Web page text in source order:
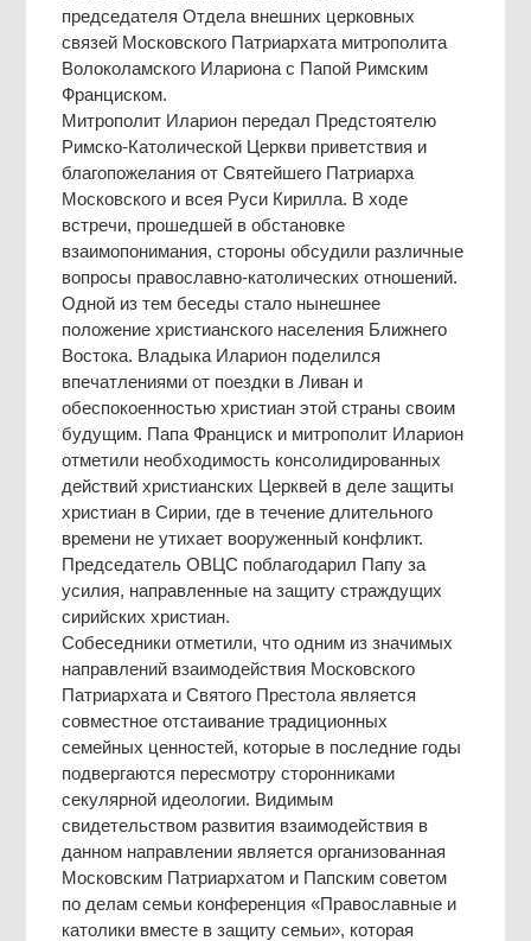
председателя Отдела внешних церковных
связей Московского Патриархата митрополита
Волоколамского Илариона с Папой Римским
Франциском.
Митрополит Иларион передал Предстоятелю
Римско-Католической Церкви приветствия и
благопожелания от Святейшего Патриарха
Московского и всея Руси Кирилла. В ходе
встречи, прошедшей в обстановке
взаимопонимания, стороны обсудили различные
вопросы православно-католических отношений.
Одной из тем беседы стало нынешнее
положение христианского населения Ближнего
Востока. Владыка Иларион поделился
впечатлениями от поездки в Ливан и
обеспокоенностью христиан этой страны своим
будущим. Папа Франциск и митрополит Иларион
отметили необходимость консолидированных
действий христианских Церквей в деле защиты
христиан в Сирии, где в течение длительного
времени не утихает вооруженный конфликт.
Председатель ОВЦС поблагодарил Папу за
усилия, направленные на защиту страждущих
сирийских христиан.
Собеседники отметили, что одним из значимых
направлений взаимодействия Московского
Патриархата и Святого Престола является
совместное отстаивание традиционных
семейных ценностей, которые в последние годы
подвергаются пересмотру сторонниками
секулярной идеологии. Видимым
свидетельством развития взаимодействия в
данном направлении является организованная
Московским Патриархатом и Папским советом
по делам семьи конференция «Православные и
католики вместе в защиту семьи», которая